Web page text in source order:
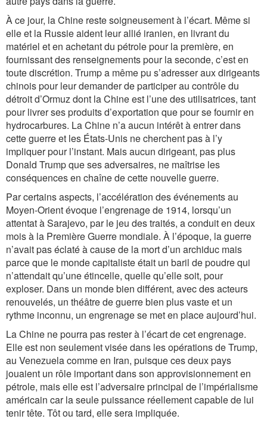
À ce jour, la Chine reste soigneusement à l’écart. Même si
elle et la Russie aident leur allié iranien, en livrant du
matériel et en achetant du pétrole pour la première, en
fournissant des renseignements pour la seconde, c’est en
toute discrétion. Trump a même pu s’adresser aux dirigeants
chinois pour leur demander de participer au contrôle du
détroit d’Ormuz dont la Chine est l’une des utilisatrices, tant
pour livrer ses produits d’exportation que pour se fournir en
hydrocarbures. La Chine n’a aucun intérêt à entrer dans
cette guerre et les États-Unis ne cherchent pas à l’y
impliquer pour l’instant. Mais aucun dirigeant, pas plus
Donald Trump que ses adversaires, ne maîtrise les
conséquences en chaîne de cette nouvelle guerre.
Par certains aspects, l’accélération des événements au
Moyen-Orient évoque l’engrenage de 1914, lorsqu’un
attentat à Sarajevo, par le jeu des traités, a conduit en deux
mois à la Première Guerre mondiale. À l’époque, la guerre
n’avait pas éclaté à cause de la mort d’un archiduc mais
parce que le monde capitaliste était un baril de poudre qui
n’attendait qu’une étincelle, quelle qu’elle soit, pour
exploser. Dans un monde bien différent, avec des acteurs
renouvelés, un théâtre de guerre bien plus vaste et un
rythme inconnu, un engrenage se met en place aujourd’hui.
La Chine ne pourra pas rester à l’écart de cet engrenage.
Elle est non seulement visée dans les opérations de Trump,
au Venezuela comme en Iran, puisque ces deux pays
jouaient un rôle important dans son approvisionnement en
pétrole, mais elle est l’adversaire principal de l’impérialisme
américain car la seule puissance réellement capable de lui
tenir tête. Tôt ou tard, elle sera impliquée.